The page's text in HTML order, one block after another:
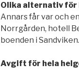
Olika alternativ för
Annars får var och
Norrgården, hotell
boenden i Sandviken.
Avgift för hela